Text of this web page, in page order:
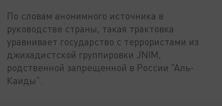
По словам анонимного источника в
руководстве страны, такая трактовка
уравнивает государство с террористами из
джихадистской группировки JNIM,
родственной запрещенной в России "Аль-
Каиды".